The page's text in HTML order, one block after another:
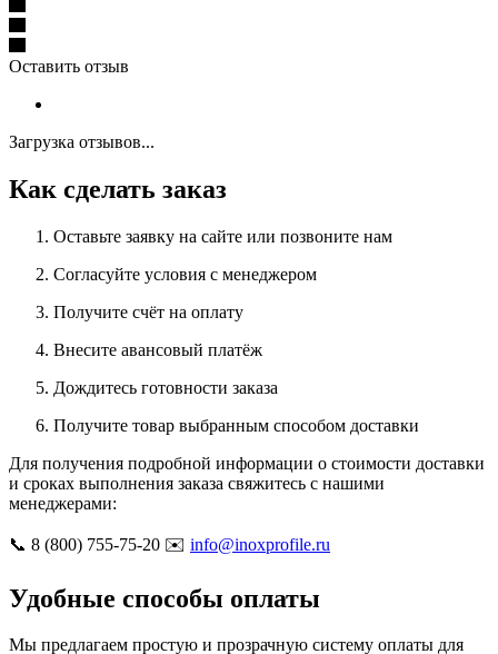
Оставить отзыв
Загрузка отзывов...
Как сделать заказ
Оставьте заявку на сайте или позвоните нам
Согласуйте условия с менеджером
Получите счёт на оплату
Внесите авансовый платёж
Дождитесь готовности заказа
Получите товар выбранным способом доставки
Для получения подробной информации о стоимости доставки
и сроках выполнения заказа свяжитесь с нашими
менеджерами:
📞 8 (800) 755-75-20 ✉️ info@inoxprofile.ru
Удобные способы оплаты
Мы предлагаем простую и прозрачную систему оплаты для